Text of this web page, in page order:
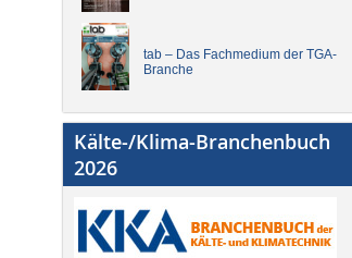
tab – Das Fachmedium der TGA-
Branche
Kälte-/Klima-Branchenbuch
2026